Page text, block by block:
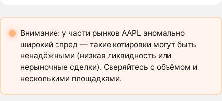
Внимание: у части рынков AAPL аномально
широкий спред — такие котировки могут быть
ненадёжными (низкая ликвидность или
нерыночные сделки). Сверяйтесь с объёмом и
несколькими площадками.